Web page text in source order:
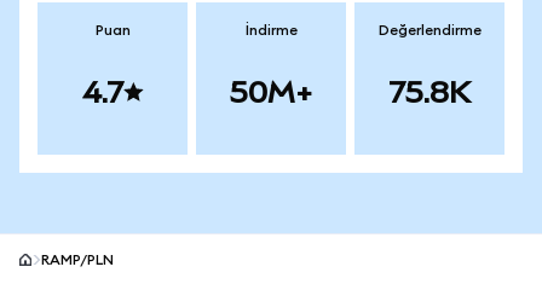
Puan
4.7
İndirme
50M+
Değerlendirme
75.8K
RAMP/PLN